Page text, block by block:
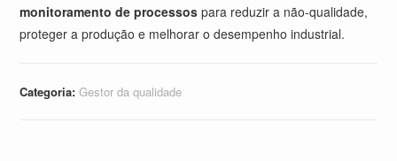
monitoramento de processos para reduzir a não-qualidade,
proteger a produção e melhorar o desempenho industrial.
Categoria:Gestor da qualidade